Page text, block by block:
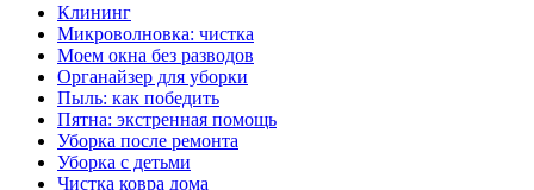
Клининг
Микроволновка: чистка
Моем окна без разводов
Органайзер для уборки
Пыль: как победить
Пятна: экстренная помощь
Уборка после ремонта
Уборка с детьми
Чистка ковра дома